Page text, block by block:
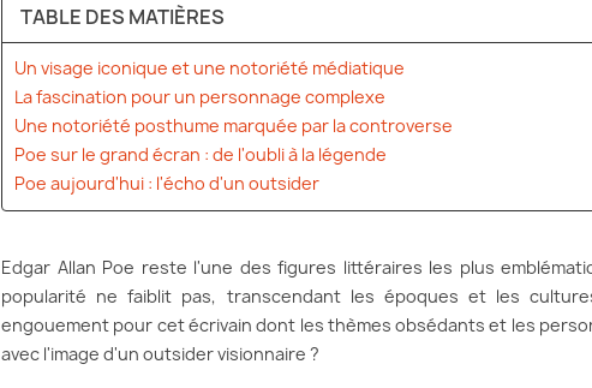
TABLE DES MATIÈRES
Un visage iconique et une notoriété médiatique
La fascination pour un personnage complexe
Une notoriété posthume marquée par la controverse
Poe sur le grand écran : de l'oubli à la légende
Poe aujourd'hui : l'écho d'un outsider
Edgar Allan Poe reste l'une des figures littéraires les plus
popularité ne faiblit pas, transcendant les époques et les
engouement pour cet écrivain dont les thèmes obsédants et les
avec l'image d'un outsider visionnaire ?